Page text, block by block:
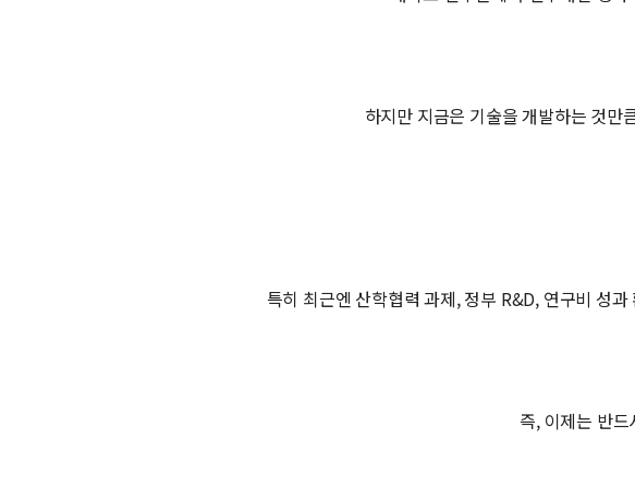
하지만 지금은 기술을 개발하는 것
특히 최근엔 산학협력 과제, 정부 R&D, 연구비 성
즉, 이제는 반